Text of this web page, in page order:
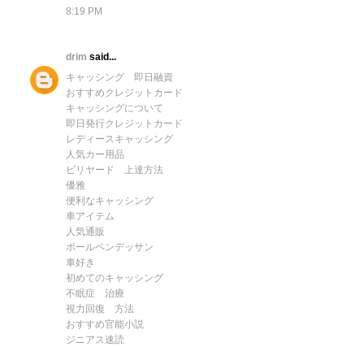
8:19 PM
drim said...
キャッシング 即日融資
おすすめクレジットカード
キャッシングについて
即日発行クレジットカード
レディースキャッシング
人気カー用品
ビリヤード 上達方法
優雅
便利なキャッシング
車アイテム
人気通販
ボールペンデッサン
車好き
初めてのキャッシング
不眠症 治療
視力回復 方法
おすすめ官能小説
ジニアス速読